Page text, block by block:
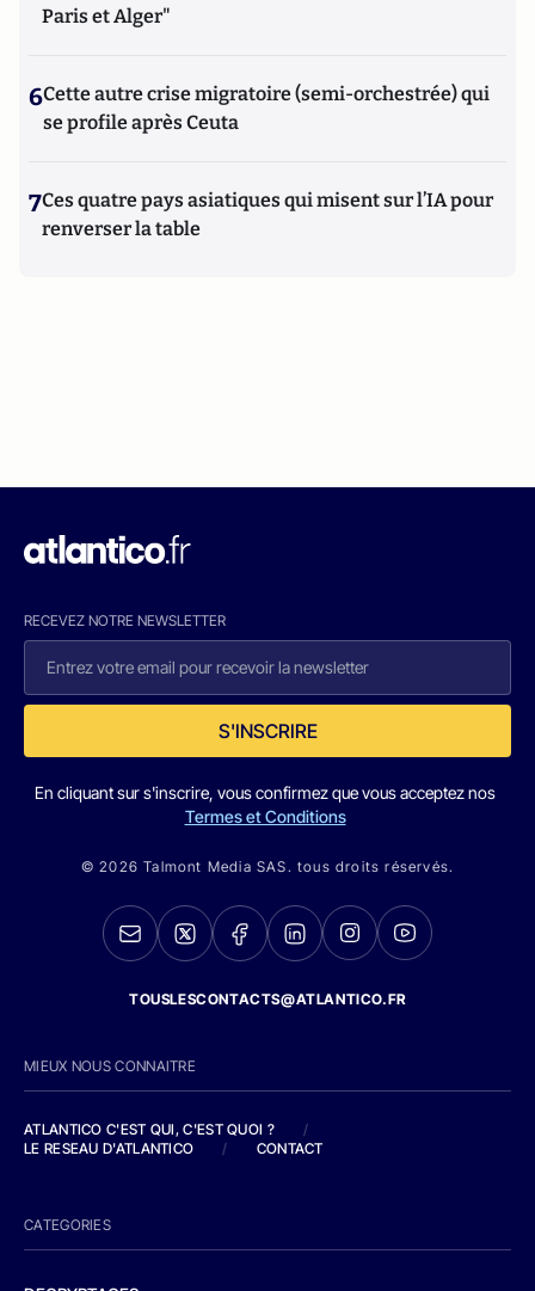
Paris et Alger"
6Cette autre crise migratoire (semi-orchestrée) qui
se profile après Ceuta
7Ces quatre pays asiatiques qui misent sur l’IA pour
renverser la table
RECEVEZ NOTRE NEWSLETTER
S'INSCRIRE
En cliquant sur s'inscrire, vous confirmez que vous acceptez nos
Termes et Conditions
© 2026 Talmont Media SAS. tous droits réservés.
TOUSLESCONTACTS@ATLANTICO.FR
MIEUX NOUS CONNAITRE
ATLANTICO C'EST QUI, C'EST QUOI ?
/
LE RESEAU D'ATLANTICO
/ CONTACT
CATEGORIES